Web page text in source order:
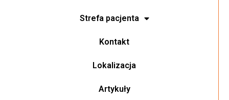
Strefa pacjenta
Kontakt
Lokalizacja
Artykuły